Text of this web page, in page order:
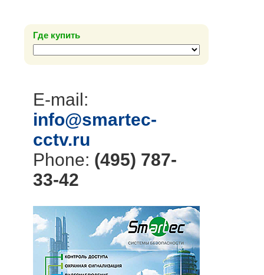
Где купить
E-mail:
info@smartec-
cctv.ru
Phone: (495) 787-
33-42